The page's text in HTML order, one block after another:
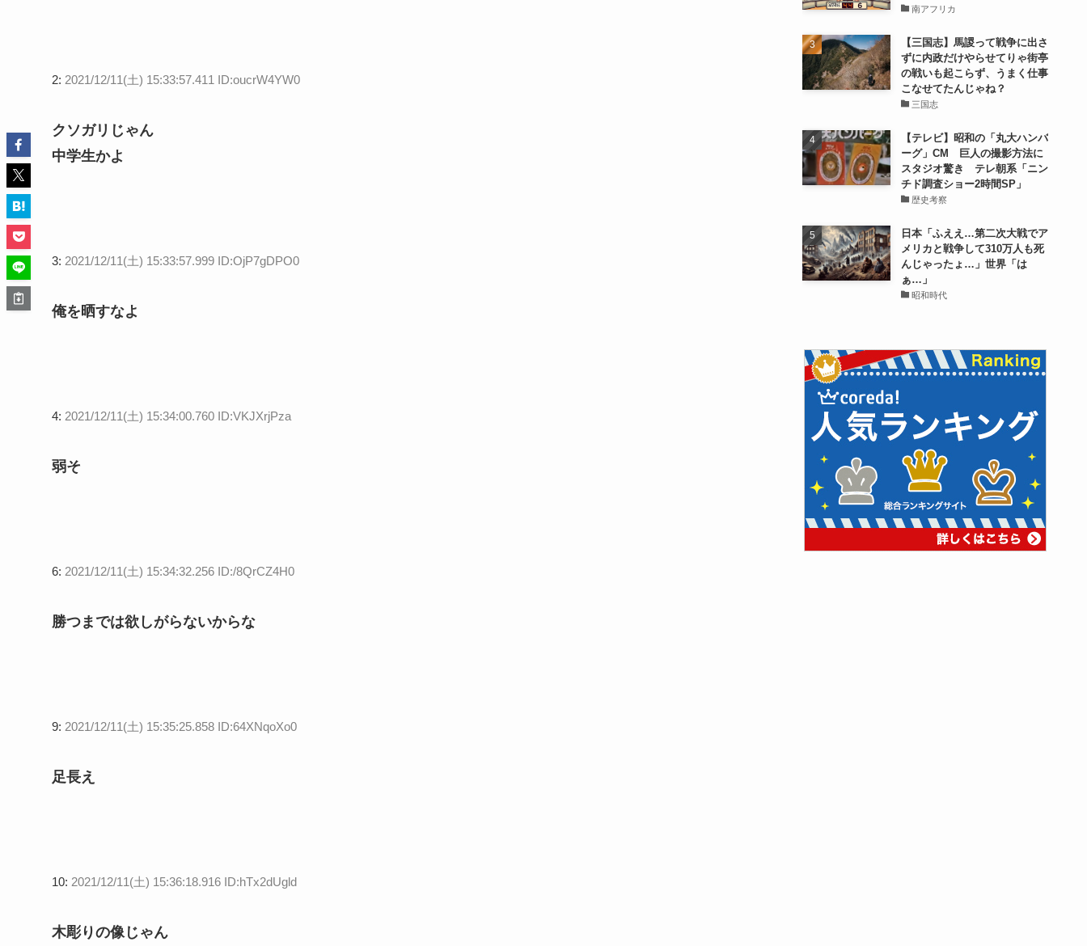
2: 2021/12/11(土) 15:33:57.411 ID:oucrW4YW0
クソガリじゃん
中学生かよ
3: 2021/12/11(土) 15:33:57.999 ID:OjP7gDPO0
俺を晒すなよ
4: 2021/12/11(土) 15:34:00.760 ID:VKJXrjPza
弱そ
6: 2021/12/11(土) 15:34:32.256 ID:/8QrCZ4H0
勝つまでは欲しがらないからな
9: 2021/12/11(土) 15:35:25.858 ID:64XNqoXo0
足長え
10: 2021/12/11(土) 15:36:18.916 ID:hTx2dUgld
木彫りの像じゃん
南アフリカ
【三国志】馬謖って戦争に出さ
ずに内政だけやらせてりゃ街亭
の戦いも起こらず、うまく仕事
こなせてたんじゃね？
三国志
【テレビ】昭和の「丸大ハンバ
ーグ」CM 巨人の撮影方法に
スタジオ驚き テレ朝系「ニン
チド調査ショー2時間SP」
歴史考察
日本「ふええ…第二次大戦でア
メリカと戦争して310万人も死
んじゃったょ…」世界「は
ぁ…」
昭和時代